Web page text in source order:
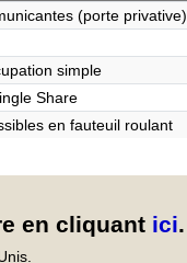
(porte privative)
simple
Share
en fauteuil roulant
en cliquant ici.